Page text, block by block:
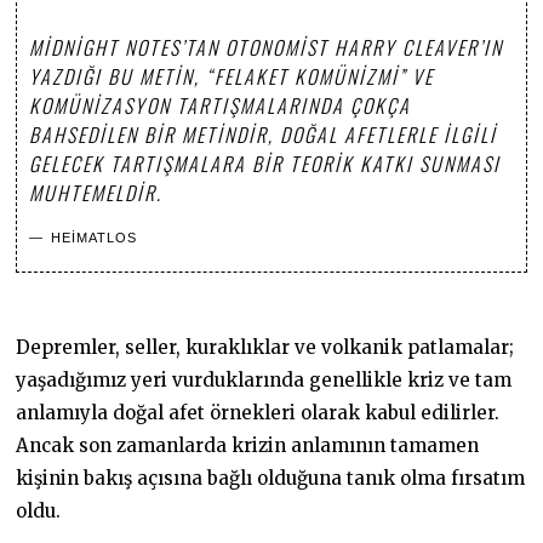
MIDNIGHT NOTES’TAN OTONOMIST HARRY CLEAVER’IN
YAZDIĞI BU METIN, “FELAKET KOMÜNIZMI” VE
KOMÜNIZASYON TARTIŞMALARINDA ÇOKÇA
BAHSEDILEN BIR METINDIR, DOĞAL AFETLERLE ILGILI
GELECEK TARTIŞMALARA BIR TEORIK KATKI SUNMASI
MUHTEMELDIR.
HEIMATLOS
Depremler, seller, kuraklıklar ve volkanik patlamalar;
yaşadığımız yeri vurduklarında genellikle kriz ve tam
anlamıyla doğal afet örnekleri olarak kabul edilirler.
Ancak son zamanlarda krizin anlamının tamamen
kişinin bakış açısına bağlı olduğuna tanık olma fırsatım
oldu.